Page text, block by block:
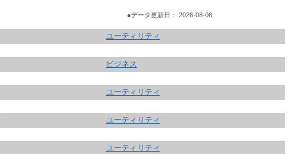
●データ更新日： 2026-08-06
ユーティリティ
ビジネス
ユーティリティ
ユーティリティ
ユーティリティ